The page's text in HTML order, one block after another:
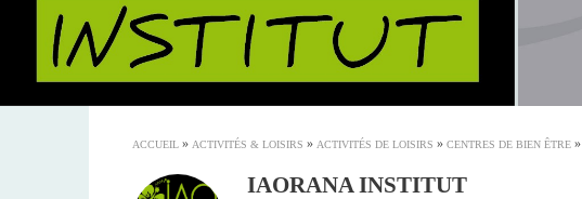
ACCUEIL » ACTIVITÉS & LOISIRS » ACTIVITÉS DE LOISIRS » CENTRES DE BIEN ÊTRE »
IAORANA INSTITUT